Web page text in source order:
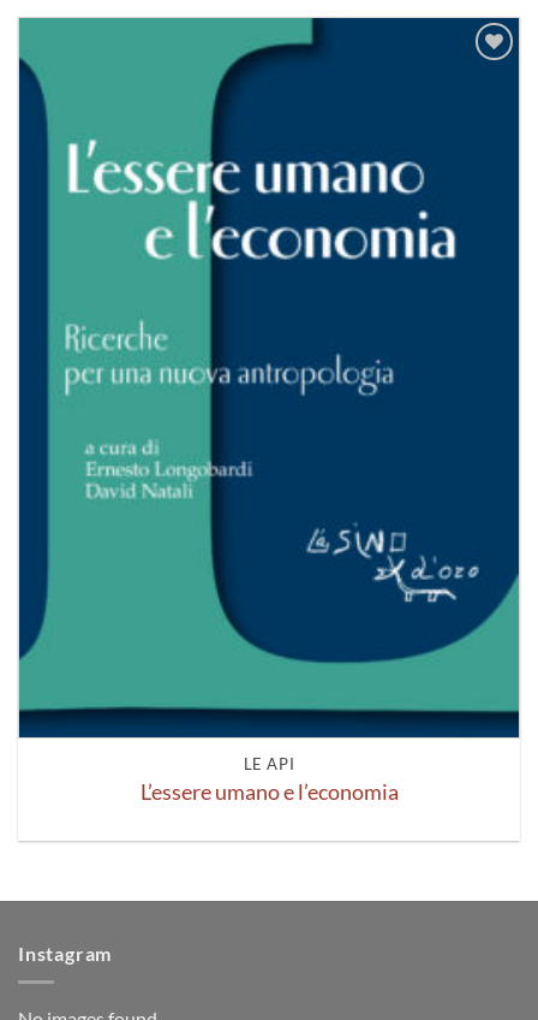
LE API
L’essere umano e l’economia
Instagram